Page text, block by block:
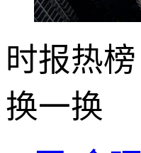
时报热榜
换一换